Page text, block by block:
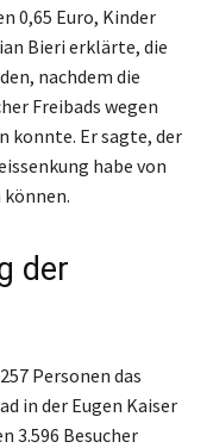
0,65 Euro, Kinder
Bieri erklärte, die
nachdem die
Freibads wegen
Er sagte, der
habe von
der
Personen das
in der Eugen Kaiser
3.596 Besucher